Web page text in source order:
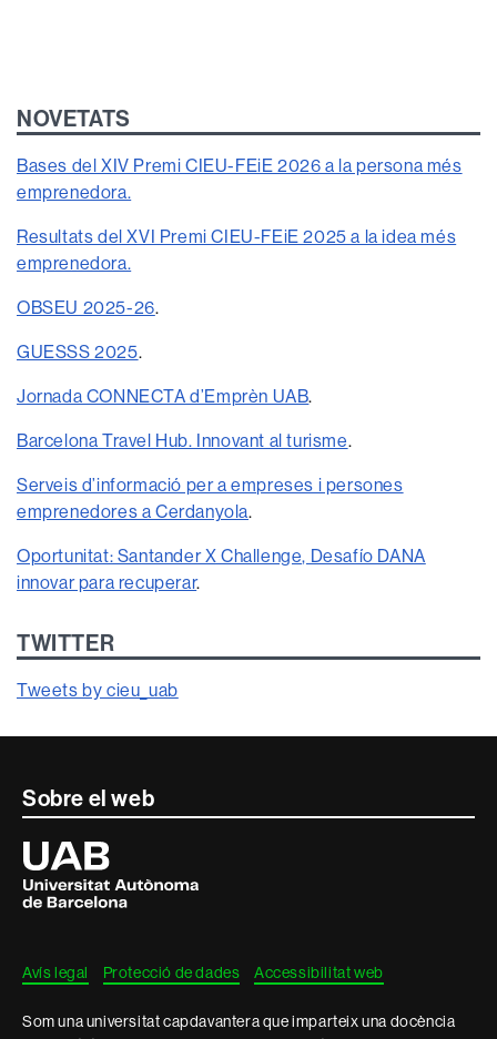
NOVETATS
Bases del XIV Premi CIEU-FEiE 2026 a la persona més
emprenedora.
Resultats del XVI Premi CIEU-FEiE 2025 a la idea més
emprenedora.
OBSEU 2025-26.
GUESSS 2025.
Jornada CONNECTA d’Emprèn UAB.
Barcelona Travel Hub. Innovant al turisme.
Serveis d’informació per a empreses i persones
emprenedores a Cerdanyola.
Oportunitat: Santander X Challenge, Desafío DANA
innovar para recuperar.
TWITTER
Tweets by cieu_uab
Contacte
informació
legal
Sobre el web
Universitat
Autònoma
de
Barcelona
Avís legal Protecció de dades Accessibilitat web
Som una universitat capdavantera que imparteix una docència